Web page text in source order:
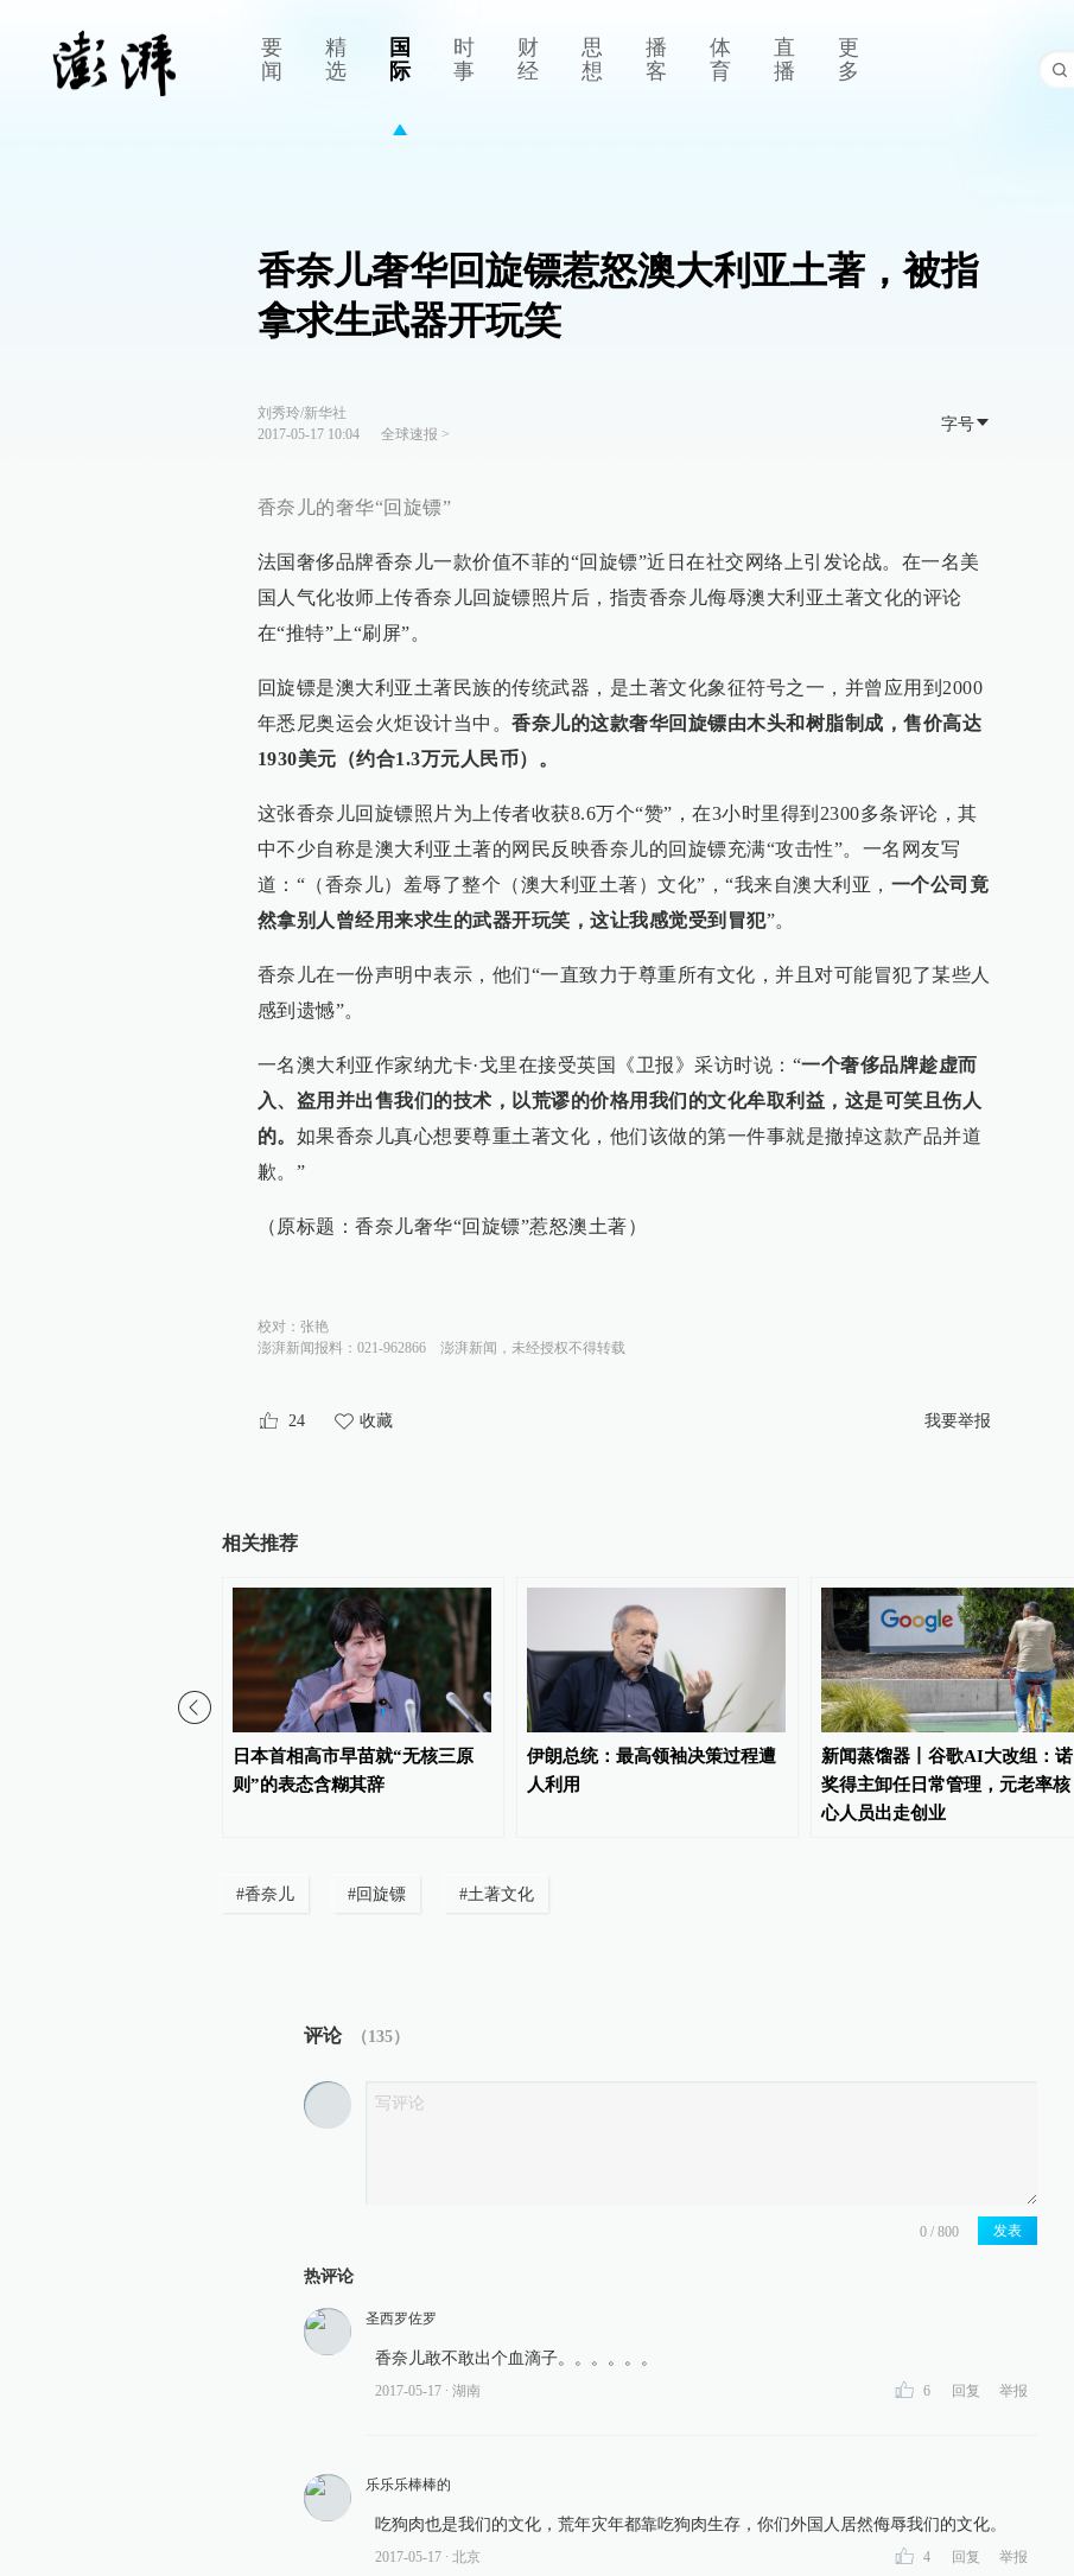
要
闻
精
选
国
际
时
事
财
经
思
想
播
客
体
育
直
播
更
多
香奈儿奢华回旋镖惹怒澳大利亚土著，被指
拿求生武器开玩笑
刘秀玲/新华社
2017-05-17 10:04
全球速报 >
字号
香奈儿的奢华“回旋镖”
法国奢侈品牌香奈儿一款价值不菲的“回旋镖”近日在社交网络上引发论战。在一名美
国人气化妆师上传香奈儿回旋镖照片后，指责香奈儿侮辱澳大利亚土著文化的评论
在“推特”上“刷屏”。
回旋镖是澳大利亚土著民族的传统武器，是土著文化象征符号之一，并曾应用到2000
年悉尼奥运会火炬设计当中。 香奈儿的这款奢华回旋镖由木头和树脂制成，售价高达
1930美元（约合1.3万元人民币）。
这张香奈儿回旋镖照片为上传者收获8.6万个“赞”，在3小时里得到2300多条评论，其
中不少自称是澳大利亚土著的网民反映香奈儿的回旋镖充满“攻击性”。一名网友写
道：“（香奈儿）羞辱了整个（澳大利亚土著）文化”，“我来自澳大利亚， 一个公司竟
然拿别人曾经用来求生的武器开玩笑，这让我感觉受到冒犯”。
香奈儿在一份声明中表示，他们“一直致力于尊重所有文化，并且对可能冒犯了某些人
感到遗憾”。
一名澳大利亚作家纳尤卡·戈里在接受英国《卫报》采访时说：“一个奢侈品牌趁虚而
入、盗用并出售我们的技术，以荒谬的价格用我们的文化牟取利益，这是可笑且伤人
的。 如果香奈儿真心想要尊重土著文化，他们该做的第一件事就是撤掉这款产品并道
歉。”
（原标题：香奈儿奢华“回旋镖”惹怒澳土著）
校对： 张艳
澎湃新闻报料：021-962866
澎湃新闻，未经授权不得转载
24 收藏 我要举报
相关推荐
日本首相高市早苗就“无核三原
则”的表态含糊其辞
伊朗总统：最高领袖决策过程遭
人利用
新闻蒸馏器丨谷歌AI大改组：诺
奖得主卸任日常管理，元老率核
心人员出走创业
#香奈儿 #回旋镖 #土著文化
评论 （135）
发表
热评论
圣西罗佐罗
香奈儿敢不敢出个血滴子。。。。。。
2017-05-17 ∙ 湖南 6 回复 举报
乐乐乐棒棒的
吃狗肉也是我们的文化，荒年灾年都靠吃狗肉生存，你们外国人居然侮辱我们的文化。
2017-05-17 ∙ 北京 4 回复 举报